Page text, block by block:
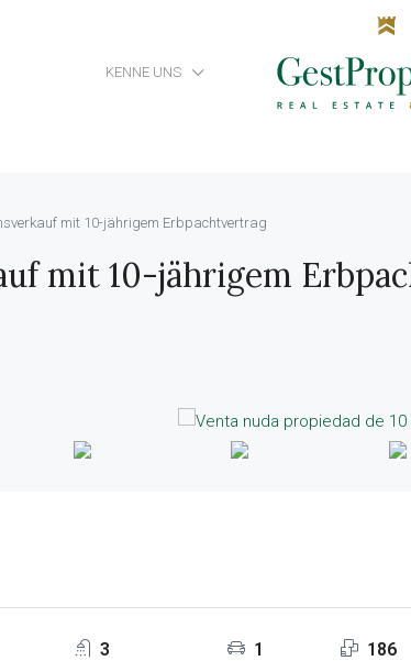
KENNE UNS
mit 10-jährigem Erbpachtvertrag
mit 10-jährigem
3 1 186